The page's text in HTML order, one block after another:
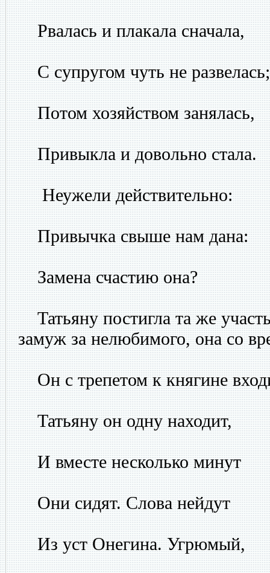
Рвалась и плакала сначала,
С супругом чуть не развелась;
Потом хозяйством занялась,
Привыкла и довольно стала.
Неужели действительно:
Привычка свыше нам дана:
Замена счастию она?
Татьяну постигла та же
замуж за нелюбимого, она со
Он с трепетом к княгине
Татьяну он одну находит,
И вместе несколько минут
Они сидят. Слова нейдут
Из уст Онегина. Угрюмый,